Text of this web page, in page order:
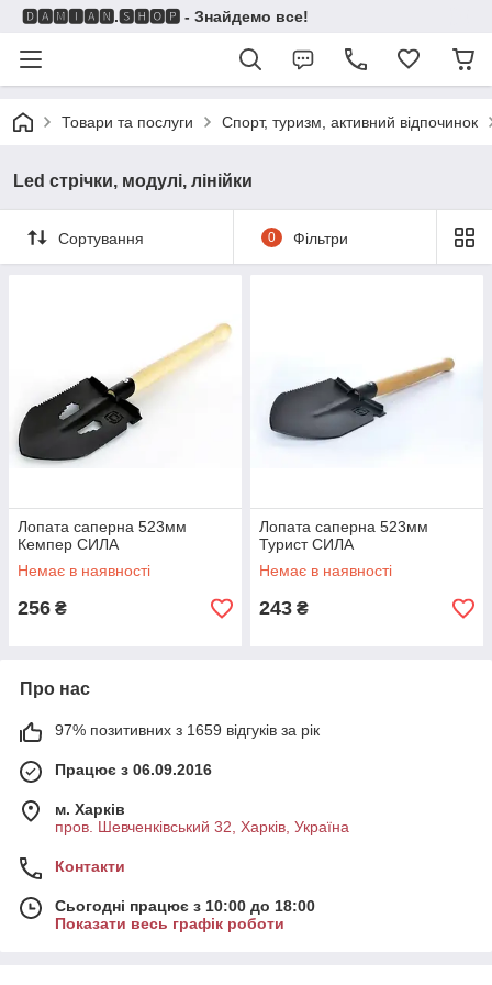
🅳🅰🅼🅸🅰🅽.🆂🅷🅾🅿 - Знайдемо все!
Товари та послуги Спорт, туризм, активний відпочинок
Led стрічки, модулі, лінійки
Сортування 0 Фільтри
Лопата саперна 523мм
Кемпер СИЛА
Немає в наявності
256 ₴
Лопата саперна 523мм
Турист СИЛА
Немає в наявності
243 ₴
Про нас
97% позитивних з 1659 відгуків за рік
Працює з 06.09.2016
м. Харків
пров. Шевченківський 32, Харків, Україна
Контакти
Сьогодні працює з 10:00 до 18:00
Показати весь графік роботи